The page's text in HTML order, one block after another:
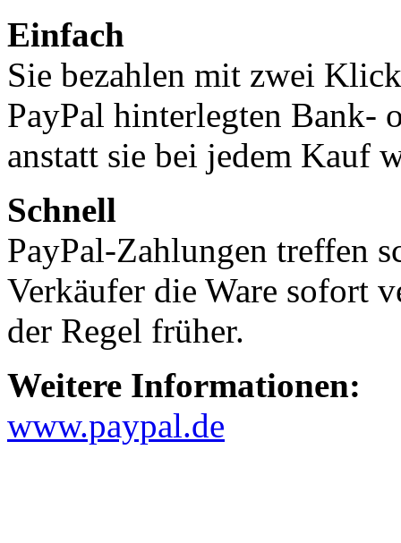
Einfach
Sie bezahlen mit zwei
PayPal hinterlegten Bank-
anstatt sie bei jedem Kauf
Schnell
PayPal-Zahlungen treffen
Verkäufer die Ware sofort
der Regel früher.
Weitere Informationen:
www.paypal.de